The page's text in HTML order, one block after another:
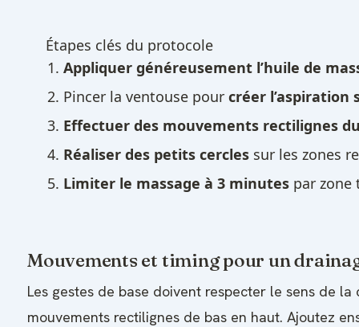
Étapes clés du protocole
Appliquer généreusement l’huile de
Pincer la ventouse pour créer l’aspiration
Effectuer des mouvements rectilignes
Réaliser des petits cerclessur les zones
Limiter le massage à 3 minutespar zone
Mouvements et timing pour un
Les gestes de base doivent respecter le sens de
mouvements rectilignes de bas en haut. Ajoutez